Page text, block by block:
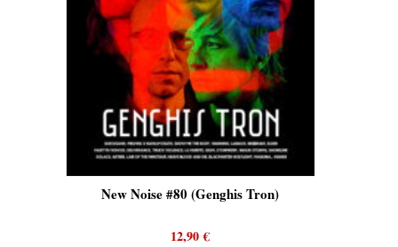
New Noise #80 (Genghis Tron)
12,90€